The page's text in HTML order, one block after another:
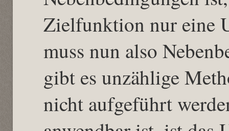
Zielfunktion nur eine
muss nun also
gibt es unzählige
nicht aufgeführt